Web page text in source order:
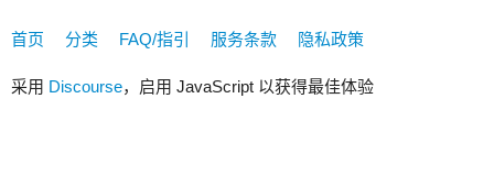
首页 分类 FAQ/指引 服务条款 隐私政策
采用 Discourse，启用 JavaScript 以获得最佳体验